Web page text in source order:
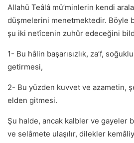
Allahü Teâlâ mü’minlerin kendi
düşmelerini menetmektedir. Böyle
şu iki netîcenin zuhûr edeceğini
1- Bu hâlin başarısızlık, za’f,
getirmesi,
2- Bu yüzden kuvvet ve azametin,
elden gitmesi.
Şu halde, ancak kalbler ve gayeler
ve selâmete ulaşılır, dilekler